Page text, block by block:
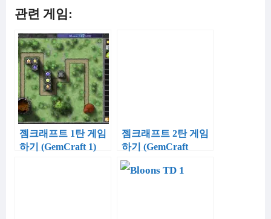
관련 게임:
젬크래프트 1탄 게임
하기 (GemCraft 1)
젬크래프트 2탄 게임
하기 (GemCraft
Labyrinth)